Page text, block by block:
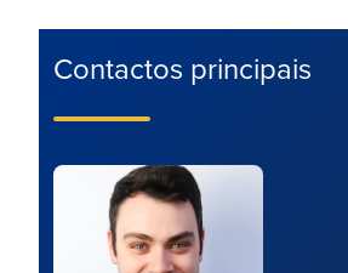
Contactos principais